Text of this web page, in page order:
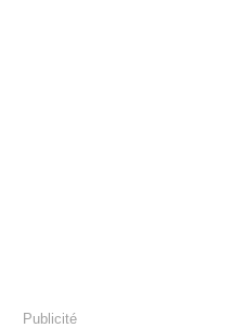
Publicité